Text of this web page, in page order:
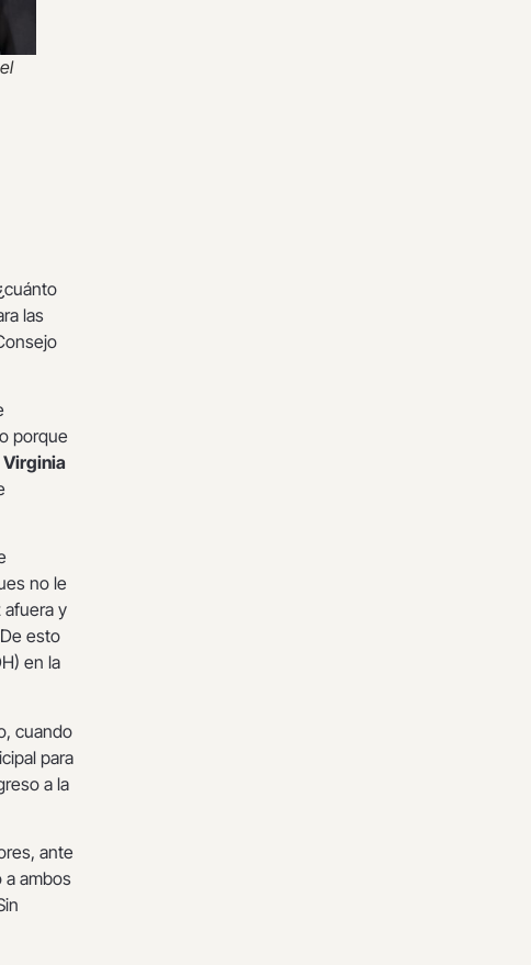
las
porque
Virginia
no le
afuera y
esto
en la
cuando
para
a la
ante
a ambos